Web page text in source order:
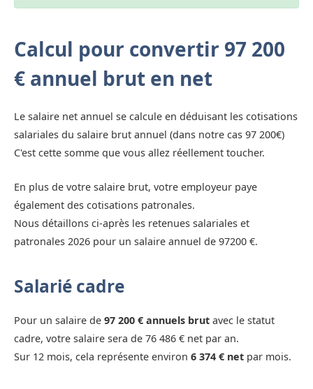
Calcul pour convertir 97 200
€ annuel brut en net
Le salaire net annuel se calcule en déduisant les cotisations
salariales du salaire brut annuel (dans notre cas 97 200€)
C'est cette somme que vous allez réellement toucher.
En plus de votre salaire brut, votre employeur paye
également des cotisations patronales.
Nous détaillons ci-après les retenues salariales et
patronales 2026 pour un salaire annuel de 97200 €.
Salarié cadre
Pour un salaire de 97 200 € annuels brut avec le statut
cadre, votre salaire sera de 76 486 € net par an.
Sur 12 mois, cela représente environ 6 374 € net par mois.